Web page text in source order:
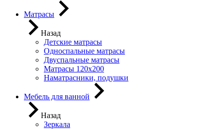
Матрасы
Назад
Детские матрасы
Односпальные матрасы
Двуспальные матрасы
Матрасы 120х200
Наматрасники, подушки
Мебель для ванной
Назад
Зеркала